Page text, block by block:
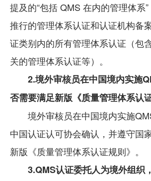
提及的“包括 QMS 在内的管理体系
推行的管理体系认证和认证机构备
证类别内的所有管理体系认证（包
关的管理体系认证等）。
2.境外审核员在中国境内实施
否需要满足新版《质量管理体系认
境外审核员在中国境内实施
中国认证认可协会确认，并遵守国
新版《质量管理体系认证规则》。
3.QMS认证委托人为境外组织